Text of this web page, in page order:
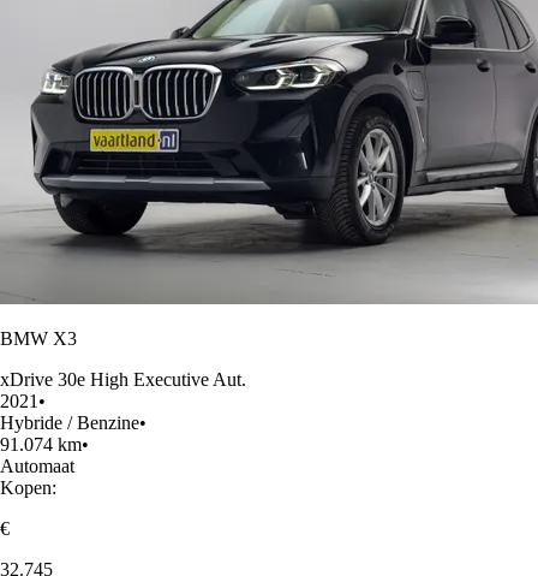
BMW X3
xDrive 30e High Executive Aut.
2021 •
Hybride / Benzine•
91.074 km•
Automaat
Kopen:
€
32.745